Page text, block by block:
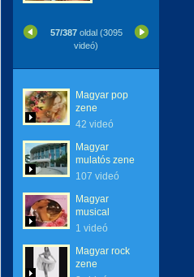
57/387oldal (3095
videó)
Magyar pop
zene
42 videó
Magyar
mulatós zene
107 videó
Magyar
musical
1 videó
Magyar rock
zene